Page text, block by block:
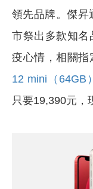
領先品牌。傑昇
市祭出多款知
疫心情，相關指
12 mini（64GB）
只要19,390元，